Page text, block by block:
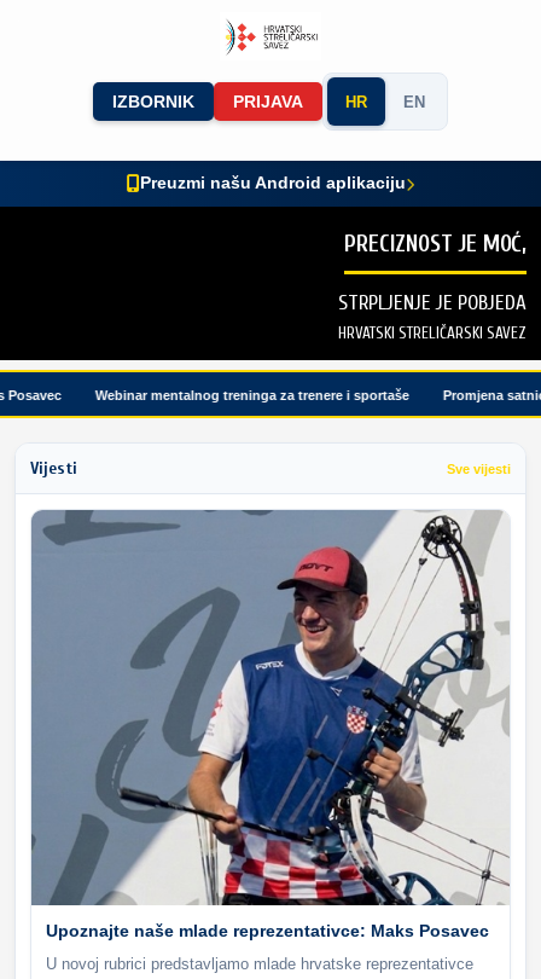
IZBORNIK PRIJAVA HR EN
Preuzmi našu Android aplikaciju
PRECIZNOST JE MOĆ,
STRPLJENJE JE POBJEDA
HRVATSKI STRELIČARSKI SAVEZ
Webinar mentalnog treninga za trenere i sportaše Promjena
Vijesti Sve vijesti
Upoznajte naše mlade reprezentativce: Maks Posavec
U novoj rubrici predstavljamo mlade hrvatske reprezentativce